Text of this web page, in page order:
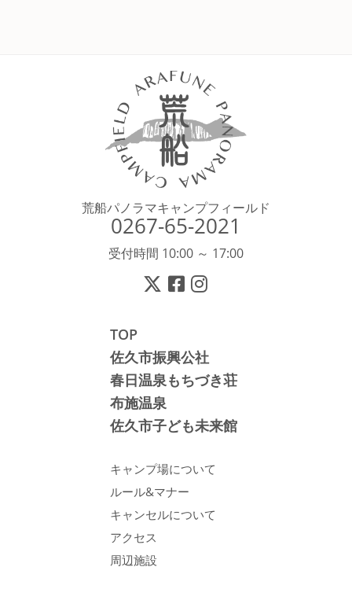
荒船パノラマキャンプフィールド
0267-65-2021
受付時間 10:00 ～ 17:00
TOP
佐久市振興公社
春日温泉もちづき荘
布施温泉
佐久市子ども未来館
キャンプ場について
ルール&マナー
キャンセルについて
アクセス
周辺施設